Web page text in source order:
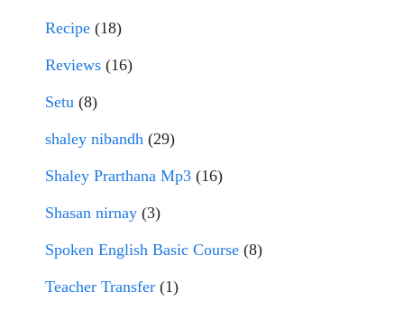
Recipe (18)
Reviews (16)
Setu (8)
shaley nibandh (29)
Shaley Prarthana Mp3 (16)
Shasan nirnay (3)
Spoken English Basic Course (8)
Teacher Transfer (1)